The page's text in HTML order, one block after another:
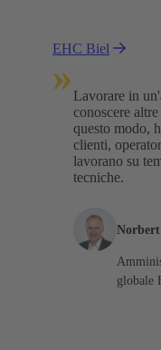
EHC Biel
» Lavorare in
conoscere
questo modo,
clienti,
lavorano su
tecniche.
Norbert
globale